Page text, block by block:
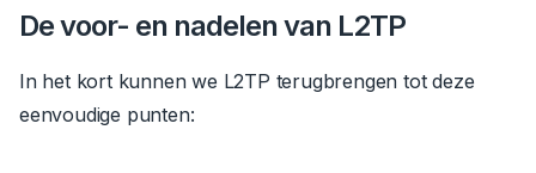
De voor- en nadelen van L2TP
In het kort kunnen we L2TP terugbrengen tot deze
eenvoudige punten: